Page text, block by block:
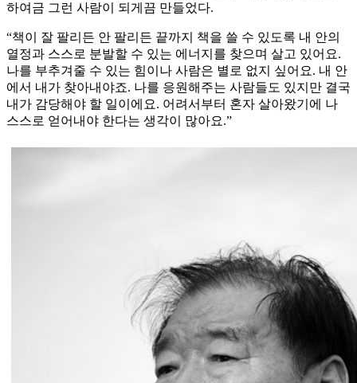
하여금 그런 사람이 되게끔 만들었다.
“책이 잘 팔리든 안 팔리든 끝까지 책을 쓸 수 있도록 내 안의
열정과 스스로 분발할 수 있는 에너지를 찾으며 살고 있어요.
나를 부추겨줄 수 있는 힘이나 사람은 별로 없지 싶어요. 내 안
에서 내가 찾아내야죠. 나를 응원해주는 사람들도 있지만 결국
내가 감당해야 할 일이에요. 어려서부터 혼자 살아왔기에 나
스스로 얻어내야 한다는 생각이 많아요.”